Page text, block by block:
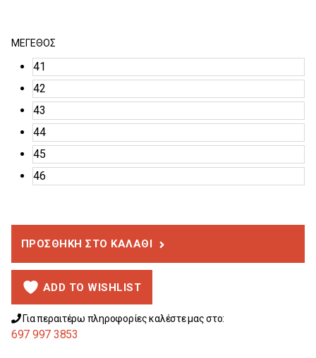
ΜΈΓΕΘΟΣ
41
42
43
44
45
46
ΠΡΟΣΘΉΚΗ ΣΤΟ ΚΑΛΆΘΙ
ADD TO WISHLIST
Για περαιτέρω πληροφορίες καλέστε μας στο:
697 997 3853